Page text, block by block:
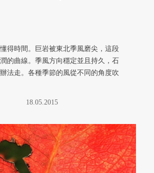
得時間。巨岩被東北季風磨尖，這段
的曲線。季風方向穩定並且持久，石
法走。各種季節的風從不同的角度吹
18.05.2015